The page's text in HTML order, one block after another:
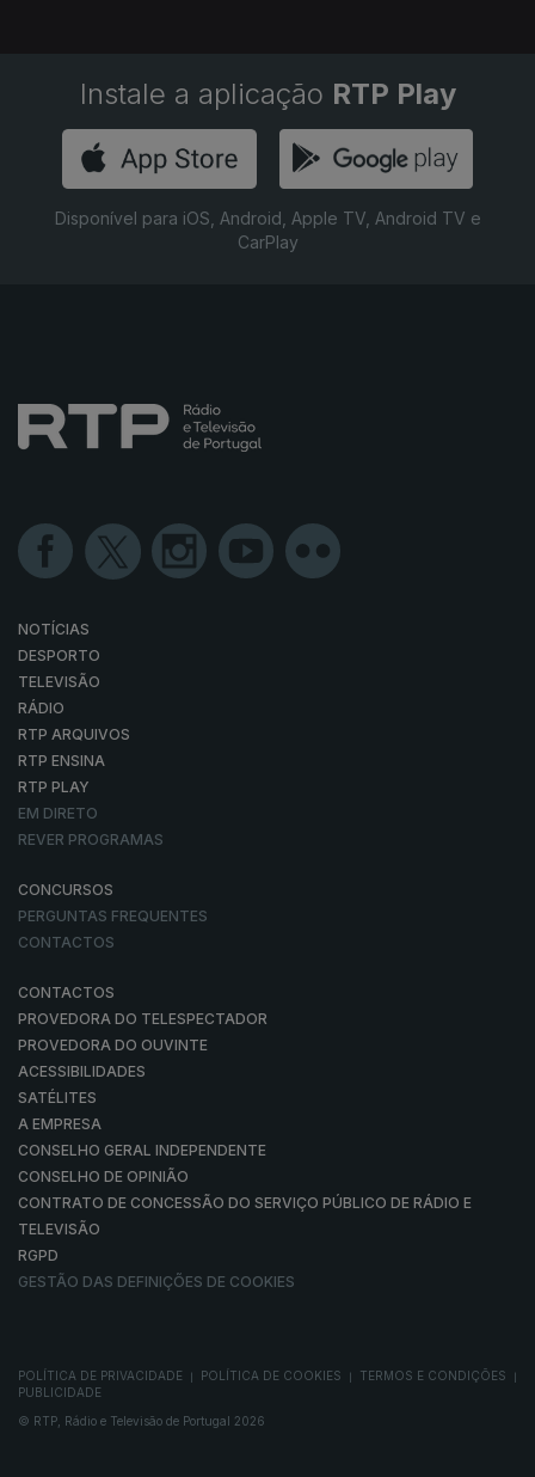
Instale a aplicação RTP Play
Disponível para iOS, Android, Apple TV, Android TV e
CarPlay
NOTÍCIAS
DESPORTO
TELEVISÃO
RÁDIO
RTP ARQUIVOS
RTP ENSINA
RTP PLAY
EM DIRETO
REVER PROGRAMAS
CONCURSOS
PERGUNTAS FREQUENTES
CONTACTOS
CONTACTOS
PROVEDORA DO TELESPECTADOR
PROVEDORA DO OUVINTE
ACESSIBILIDADES
SATÉLITES
A EMPRESA
CONSELHO GERAL INDEPENDENTE
CONSELHO DE OPINIÃO
CONTRATO DE CONCESSÃO DO SERVIÇO PÚBLICO DE RÁDIO E
TELEVISÃO
RGPD
GESTÃO DAS DEFINIÇÕES DE COOKIES
POLÍTICA DE PRIVACIDADE POLÍTICA DE COOKIES TERMOS E CONDIÇÕES
PUBLICIDADE
© RTP, Rádio e Televisão de Portugal 2026